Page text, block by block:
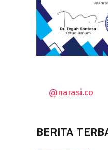
@narasi.co
BERITA